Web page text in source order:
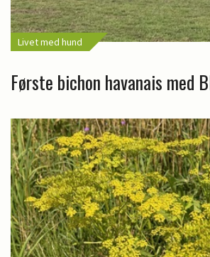
Livet med hund
Første bichon havanais med